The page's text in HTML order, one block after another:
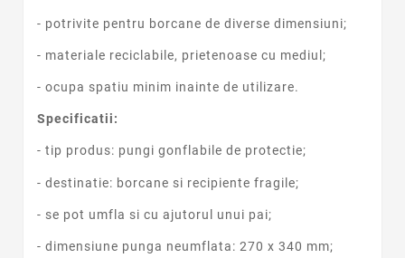
- potrivite pentru borcane de diverse dimensiuni;
- materiale reciclabile, prietenoase cu mediul;
- ocupa spatiu minim inainte de utilizare.
Specificatii:
- tip produs: pungi gonflabile de protectie;
- destinatie: borcane si recipiente fragile;
- se pot umfla si cu ajutorul unui pai;
- dimensiune punga neumflata: 270 x 340 mm;